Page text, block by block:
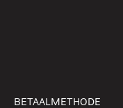
BETAALMETHODE